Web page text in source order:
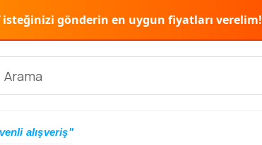
isteğinizi gönderin en uygun fiyatları verelim!
alışveriş"